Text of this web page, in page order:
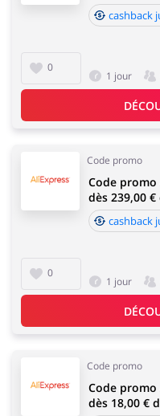
0
cashback
1 jour
Code promo
0
Code promo
dès 239,00
cashback
1 jour
Code promo
Code promo
dès 18,00 €